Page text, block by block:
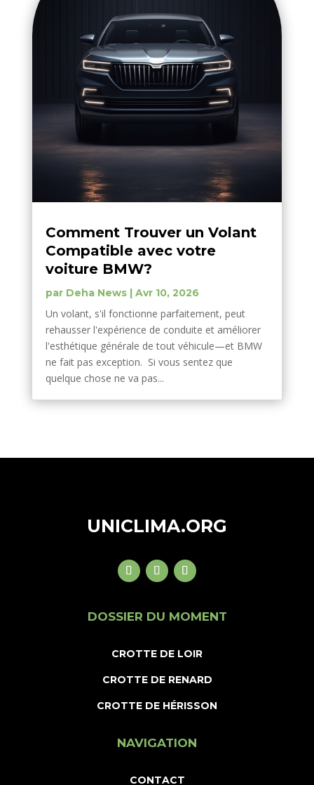
Comment Trouver un Volant
Compatible avec votre
voiture BMW?
par Deha News| Avr 10, 2026
Un volant, s'il fonctionne parfaitement, peut
rehausser l'expérience de conduite et améliorer
l'esthétique générale de tout véhicule—et BMW
ne fait pas exception. Si vous sentez que
quelque chose ne va pas...
UNICLIMA.ORG
DOSSIER DU MOMENT
CROTTE DE LOIR
CROTTE DE RENARD
CROTTE DE HÉRISSON
NAVIGATION
CONTACT